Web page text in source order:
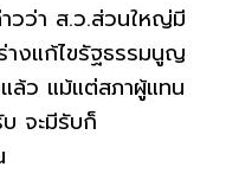
วว่า ส.ว.ส่วนใหญ่มี
างแก้ไขรัฐธรรมนูญ
ล้ว แม้แต่สภาผู้แทน
จะมีรับก็